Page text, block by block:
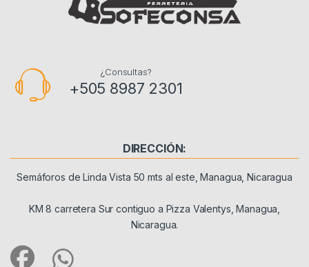
¿Consultas?
+505 8987 2301
DIRECCIÓN:
Semáforos de Linda Vista 50 mts al este, Managua, Nicaragua
KM 8 carretera Sur contiguo a Pizza Valentys, Managua,
Nicaragua.